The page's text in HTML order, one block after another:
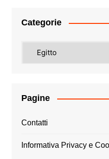
Categorie
Pagine
Contatti
Informativa Privacy e